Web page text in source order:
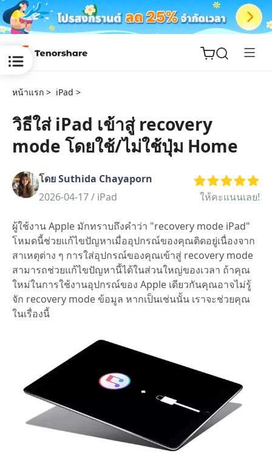
ReiBoot
Tenorshare
iAnyGo
หน้าแรก > iPad >
วิธีใส่ iPad เข้าสู่ recovery
mode โดยใช้/ไม่ใช้ปุ่ม Home
โดย Suthida Chayaporn
2026-04-17 / iPad ให้คะแนนเลย!
ผู้ใช้งาน Apple มักทราบถึงคำว่า "recovery mode iPad"
โหมดนี้ช่วยแก้ไขปัญหาเมื่ออุปกรณ์ของคุณติดอยู่เนื่องจาก
สาเหตุต่าง ๆ การใส่อุปกรณ์ของคุณเข้าสู่ recovery mode
สามารถช่วยแก้ไขปัญหานี้ได้ในส่วนใหญ่ของเวลา ถ้าคุณ
ใหม่ในการใช้งานอุปกรณ์ของ Apple เดียวกันคุณอาจไม่รู้
จัก recovery mode ข้อมูล หากเป็นเช่นนั้น เราจะช่วยคุณ
ในเรื่องนี้